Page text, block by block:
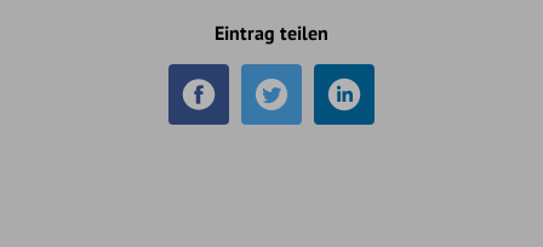
Eintrag teilen